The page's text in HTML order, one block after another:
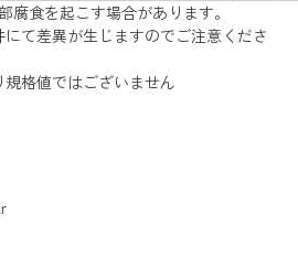
腐食を起こす場合があります。
て差異が生じますのでご注意くださ
格値ではございません